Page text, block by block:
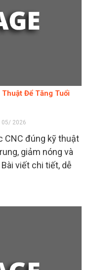
Để Tăng Tuổi
05/ 2026
CNC đúng kỹ thuật
giảm nóng và
viết chi tiết, dễ